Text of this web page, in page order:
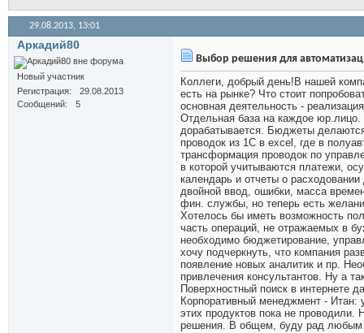
29.08.2013, 13:01
Аркадий80
Новый участник
Регистрация
29.08.2013
Сообщений
5
Выбор решения для
Коллеги, добрый день!В нашей
есть на рынке? Что стоит
основная деятельность -
Отдельная база на каждое
дорабатывается. Бюджеты
проводок из 1С в excel, где в
трансформация проводок по
в которой учитываются платежи,
календарь и отчеты о
двойной ввод, ошибки, масса
фин. службы, но теперь есть
Хотелось бы иметь возможность
часть операций, не отражаемых в
необходимо бюджетирование,
хочу подчеркнуть, что компания
появление новых аналитик и пр.
привлечения консультантов. Ну а
Поверхностный поиск в интернете
Корпоративный менеджмент -
этих продуктов пока не
решения. В общем, буду рад любым